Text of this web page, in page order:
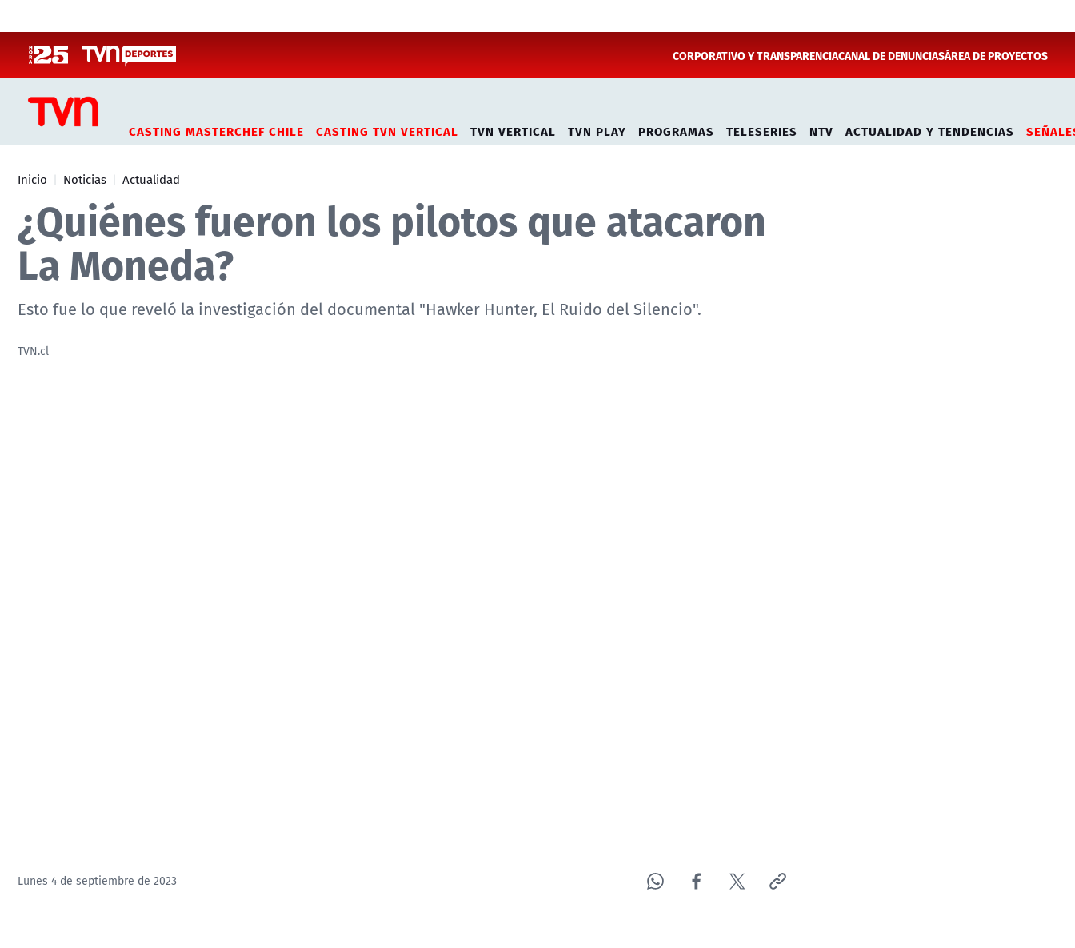
CORPORATIVO Y TRANSPARENCIACANAL DE DENUNCIASÁREA DE PROYECTOS
CASTING MASTERCHEF CHILE CASTING TVN VERTICAL TVN VERTICAL TVN PLAY PROGRAMAS TELESERIES NTV ACTUALIDAD Y TENDENCIAS
Inicio Noticias Actualidad
¿Quiénes fueron los pilotos que atacaron
La Moneda?
Esto fue lo que reveló la investigación del documental "Hawker Hunter, El Ruido del Silencio".
TVN.cl
Lunes 4 de septiembre de 2023